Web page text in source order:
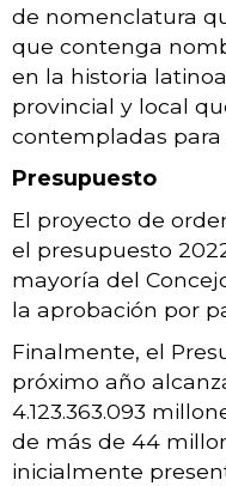
de nomenclatura
que contenga
en la historia
provincial y local
contempladas para
Presupuesto
El proyecto de
el presupuesto
mayoría del
la aprobación por
Finalmente, el
próximo año
4.123.363.093
de más de 44
inicialmente